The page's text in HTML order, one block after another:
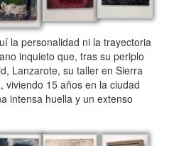
la personalidad ni la trayectoria
inquieto que, tras su periplo
Lanzarote, su taller en Sierra
viviendo 15 años en la ciudad
intensa huella y un extenso